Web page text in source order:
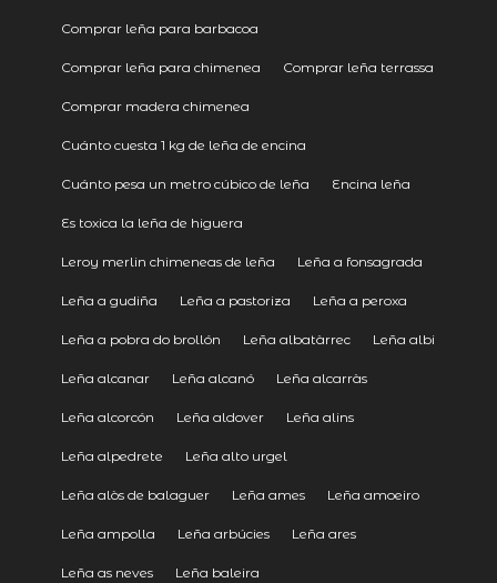
Comprar leña para barbacoa
Comprar leña para chimenea Comprar leña terrassa
Comprar madera chimenea
Cuánto cuesta 1 kg de leña de encina
Cuánto pesa un metro cúbico de leña Encina leña
Es toxica la leña de higuera
Leroy merlin chimeneas de leña Leña a fonsagrada
Leña a gudiña Leña a pastoriza Leña a peroxa
Leña a pobra do brollón Leña albatàrrec Leña albi
Leña alcanar Leña alcanó Leña alcarràs
Leña alcorcón Leña aldover Leña alins
Leña alpedrete Leña alto urgel
Leña alòs de balaguer Leña ames Leña amoeiro
Leña ampolla Leña arbúcies Leña ares
Leña as neves Leña baleira